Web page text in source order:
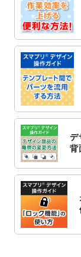
2022/10/26
2022/10/20
2022/10/14
2022/10/6
2022/10/1
2022/9/21
2022/9/5
2022/9/5
デ
背